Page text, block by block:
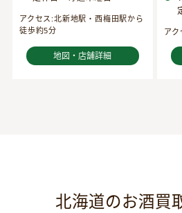
アクセス:北新地駅・西梅田駅から
徒歩約5分
地図・店舗詳細
アク
北海道のお酒買